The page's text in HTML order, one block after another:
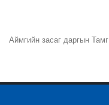
Аймгийн засаг даргын